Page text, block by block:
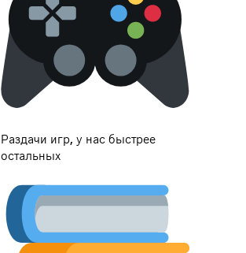
Раздачи игр, у нас быстрее
остальных